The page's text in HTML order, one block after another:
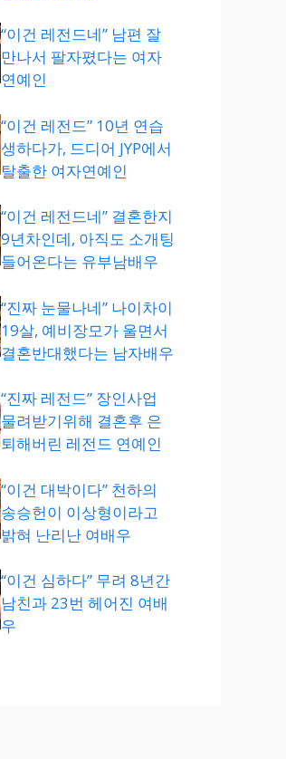
“이건 레전드네” 남편 잘
만나서 팔자폈다는 여자
연예인
“이건 레전드” 10년 연습
생하다가, 드디어 JYP에서
탈출한 여자연예인
“이건 레전드네” 결혼한지
9년차인데, 아직도 소개팅
들어온다는 유부남배우
“진짜 눈물나네” 나이차이
19살, 예비장모가 울면서
결혼반대했다는 남자배우
“진짜 레전드” 장인사업
물려받기위해 결혼후 은
퇴해버린 레전드 연예인
“이건 대박이다” 천하의
송승헌이 이상형이라고
밝혀 난리난 여배우
“이건 심하다” 무려 8년간
남친과 23번 헤어진 여배
우